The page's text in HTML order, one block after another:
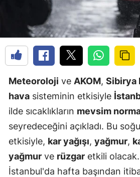
Meteoroloji ve AKOM, Sibirya
hava sisteminin etkisiyle
ilde sıcaklıkların mevsim
seyredeceğini açıkladı. Bu
etkisiyle, kar yağışı, yağmur,
yağmur ve rüzgar etkili olacak.
İstanbul'da hafta başından